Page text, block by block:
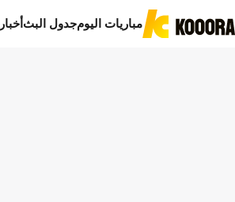
مباريات اليومجدول البثأخبار